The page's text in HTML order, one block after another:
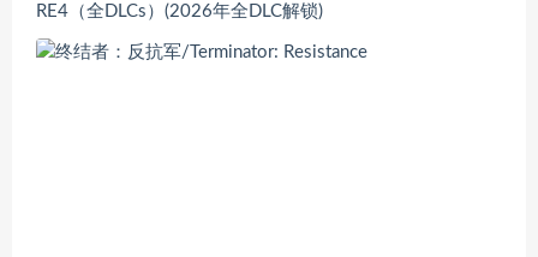
RE4（全DLCs）(2026年全DLC解锁)